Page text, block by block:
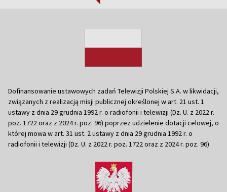
Dofinansowanie ustawowych zadań Telewizji Polskiej S.A. w likwidacji,
związanych z realizacją misji publicznej określonej w art. 21 ust. 1
ustawy z dnia 29 grudnia 1992 r. o radiofonii i telewizji (Dz. U. z 2022 r.
poz. 1722 oraz z 2024 r. poz. 96) poprzez udzielenie dotacji celowej, o
której mowa w art. 31 ust. 2 ustawy z dnia 29 grudnia 1992 r. o
radiofonii i telewizji (Dz. U. z 2022 r. poz. 1722 oraz z 2024 r. poz. 96)